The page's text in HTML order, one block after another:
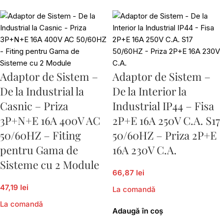
Adaptor de Sistem –
De la Industrial la
Casnic – Priza
3P+N+E 16A 400V AC
50/60HZ – Fiting
pentru Gama de
Sisteme cu 2 Module
47,19 lei
La comandă
Adaptor de Sistem –
De la Interior la
Industrial IP44 – Fisa
2P+E 16A 250V C.A. S17
50/60HZ – Priza 2P+E
16A 230V C.A.
66,87 lei
La comandă
Adaugă în coș